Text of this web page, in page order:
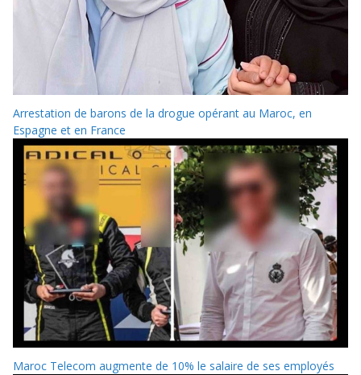
Arrestation de barons de la drogue opérant au Maroc, en
Espagne et en France
Maroc Telecom augmente de 10% le salaire de ses employés